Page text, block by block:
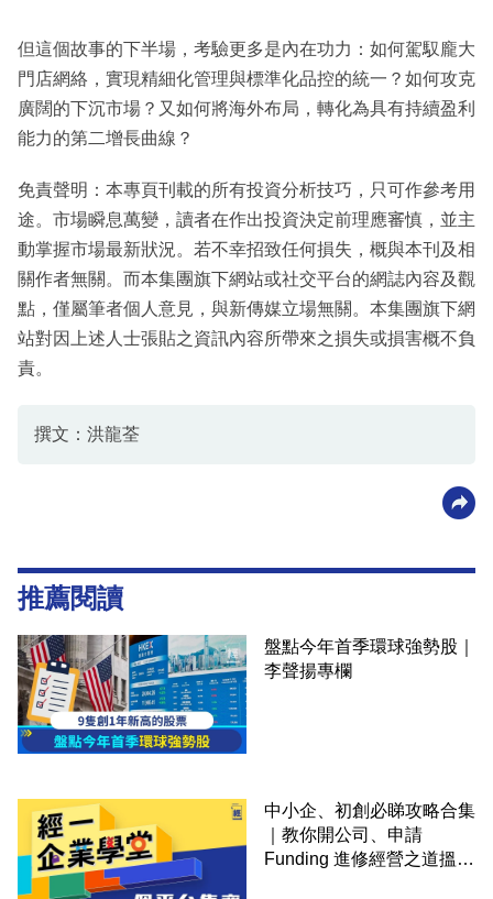
但這個故事的下半場，考驗更多是內在功力：如何駕馭龐大
門店網絡，實現精細化管理與標準化品控的統一？如何攻克
廣闊的下沉市場？又如何將海外布局，轉化為具有持續盈利
能力的第二增長曲線？
免責聲明：本專頁刊載的所有投資分析技巧，只可作參考用
途。市場瞬息萬變，讀者在作出投資決定前理應審慎，並主
動掌握市場最新狀況。若不幸招致任何損失，概與本刊及相
關作者無關。而本集團旗下網站或社交平台的網誌內容及觀
點，僅屬筆者個人意見，與新傳媒立場無關。本集團旗下網
站對因上述人士張貼之資訊內容所帶來之損失或損害概不負
責。
撰文：洪龍荃
推薦閱讀
盤點今年首季環球強勢股｜
李聲揚專欄
中小企、初創必睇攻略合集
｜教你開公司、申請
Funding 進修經營之道搵大